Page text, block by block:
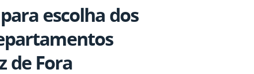
escolha dos
de Fora